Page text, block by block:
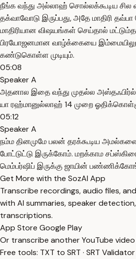
நீங்க வந்து அல்லாஹ் சொல்லக்கூடிய
தக்வாவோடு இருப்பது, அதே மாதிரி
மாதிரியான விஷயங்கள் செய்தால்
பிரயோஜனமான வாழ்க்கையை இம்மையிலும்
கண்டுகொள்ள முடியும்.
05:08
Speaker A
அதனால இதை வந்து முதல்ல
யா ரஹ்மானுல்லாஹ் 14 முறை
05:12
Speaker A
நம்ம தினமுமே பலன் தரக்கூடிய அமல்களை
போட்டுட்டு இருக்கோம். மறக்காம
மெம்பர்ஷிப் இருக்கு ஜாயின்
Get More with the SozAI App
Transcribe recordings, audio files,
with AI summaries, speaker
transcriptions.
App Store Google Play
Or transcribe another YouTube
Free tools: TXT to SRT · SRT Validator